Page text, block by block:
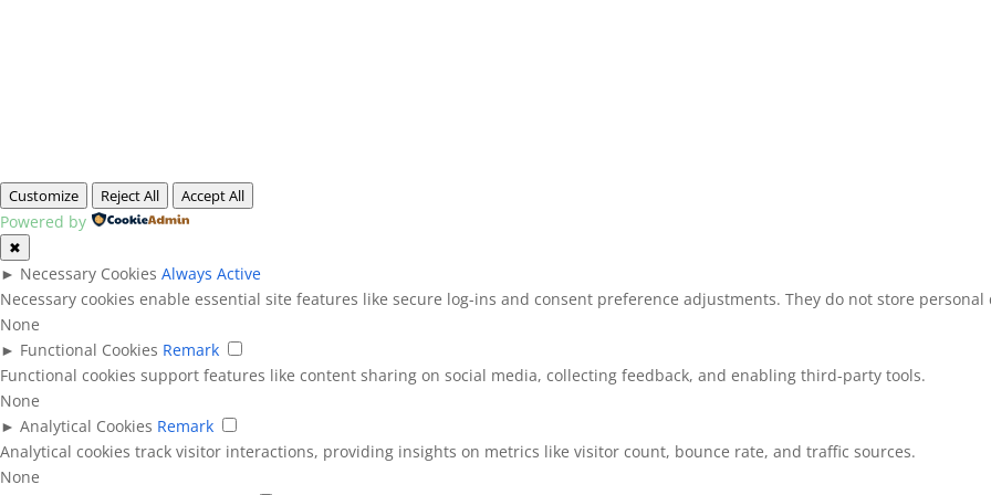
Customize Reject All Accept All
Powered by
✖
► Necessary Cookies Always Active
Necessary cookies enable essential site features like secure log-ins and consent preference adjustments. They do not store personal
None
► Functional Cookies Remark
Functional cookies support features like content sharing on social media, collecting feedback, and enabling third-party tools.
None
► Analytical Cookies Remark
Analytical cookies track visitor interactions, providing insights on metrics like visitor count, bounce rate, and traffic sources.
None